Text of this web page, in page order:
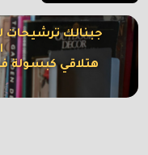
جبنالك ترشيحات
هتلاقي كبسولة